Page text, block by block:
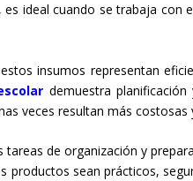
ideal cuando se trabaja con
insumos representan
demuestra
veces resultan más costosas
tareas de organización y
sean prácticos,